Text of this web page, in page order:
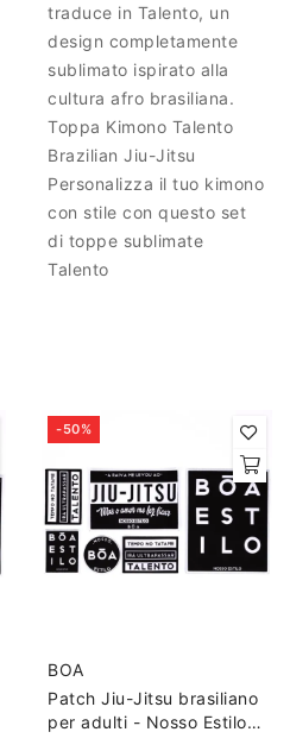
traduce in Talento, un
design completamente
sublimato ispirato alla
cultura afro brasiliana.
Toppa Kimono Talento
Brazilian Jiu-Jitsu
Personalizza il tuo kimono
con stile con questo set
di toppe sublimate
Talento
-50%
BOA
Patch Jiu-Jitsu brasiliano
per adulti - Nosso Estilo -